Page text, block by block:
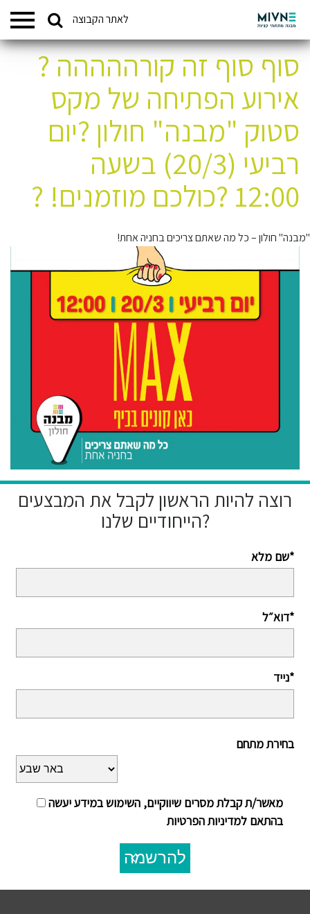
לאתר הקבוצה המתחמים שלנו
סוף סוף זה קורההההה ?
אירוע הפתיחה של מקס
סטוק "מבנה" חולון ?יום
רביעי (20/3) בשעה
12:00 ?כולכם מוזמנים! ?
"מבנה" חולון – כל מה שאתם צריכים בחניה אחת!
רוצה להיות הראשון לקבל את המבצעים
הייחודיים שלנו?
שם מלא*
דוא״ל*
נייד*
בחירת מתחם
מאשר/ת קבלת מסרים שיווקיים, השימוש במידע יעשה
בהתאם למדיניות הפרטיות
להרשמה